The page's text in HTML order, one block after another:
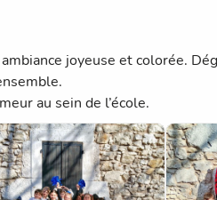
joyeuse et colorée.
au sein de l’école.